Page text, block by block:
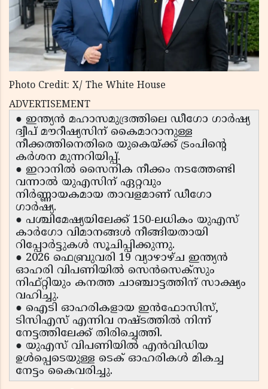
Photo Credit: X/ The White House
ADVERTISEMENT
● ഇന്ത്യൻ മഹാസമുദ്രത്തിലെ ഡീഗോ ഗാർഷ്യ
ദ്വീപ് മൗറീഷ്യസിന് കൈമാറാനുള്ള
നീക്കത്തിനെതിരെ യുകെയ്ക്ക് ട്രംപിന്റെ
കർശന മുന്നറിയിപ്പ്.
● ഇറാനിൽ സൈനിക നീക്കം നടത്തേണ്ടി
വന്നാൽ യുഎസിന് ഏറ്റവും
നിർണ്ണായകമായ താവളമാണ് ഡീഗോ
ഗാർഷ്യ.
● പശ്ചിമേഷ്യയിലേക്ക് 150-ലധികം യുഎസ്
കാർഗോ വിമാനങ്ങൾ നീങ്ങിയതായി
റിപ്പോർട്ടുകൾ സൂചിപ്പിക്കുന്നു.
● 2026 ഫെബ്രുവരി 19 വ്യാഴാഴ്ച ഇന്ത്യൻ
ഓഹരി വിപണിയിൽ സെൻസെക്സും
നിഫ്റ്റിയും കനത്ത ചാഞ്ചാട്ടത്തിന് സാക്ഷ്യം
വഹിച്ചു.
● ഐടി ഓഹരികളായ ഇൻഫോസിസ്,
ടിസിഎസ് എന്നിവ നഷ്ടത്തിൽ നിന്ന്
നേട്ടത്തിലേക്ക് തിരിച്ചെത്തി.
● യുഎസ് വിപണിയിൽ എൻവിഡിയ
ഉൾപ്പെടെയുള്ള ടെക് ഓഹരികൾ മികച്ച
നേട്ടം കൈവരിച്ചു.